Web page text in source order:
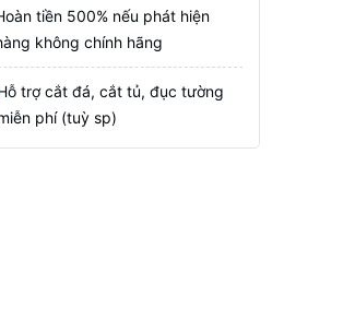
tiền 500% nếu phát hiện
không chính hãng
trợ cắt đá, cắt tủ, đục tường
phí (tuỳ sp)